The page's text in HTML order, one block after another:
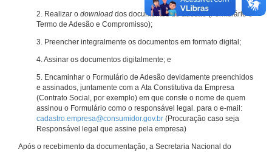
2. Realizar o download dos documentos de adesão (Formulário e
Termo de Adesão e Compromisso);
3. Preencher integralmente os documentos em formato digital;
4. Assinar os documentos digitalmente; e
5. Encaminhar o Formulário de Adesão devidamente preenchidos
e assinados, juntamente com a Ata Constitutiva da Empresa
(Contrato Social, por exemplo) em que conste o nome de quem
assinou o Formulário como o responsável legal. para o e-mail:
cadastro.empresa@consumidor.gov.br (Procuração caso seja
Responsável legal que assine pela empresa)
Após o recebimento da documentação, a Secretaria Nacional do